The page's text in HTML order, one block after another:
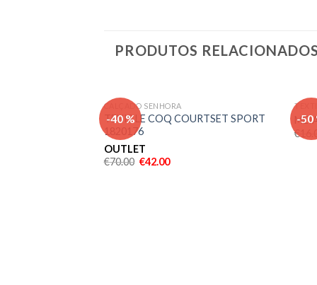
PRODUTOS RELACIONADOS
-40 %
Adicionar
aos meus
CALÇADO SENHORA
TENIS LE COQ COURTSET SPORT
1820176
OUTLET
€70.00 €42.00
-50
€